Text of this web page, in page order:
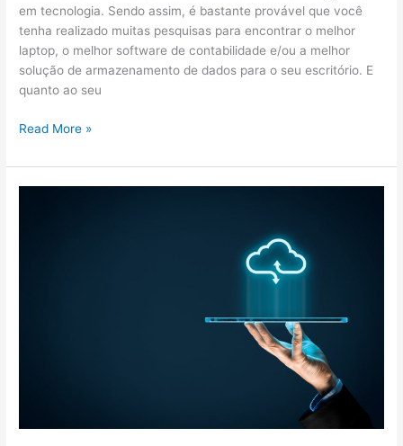
em tecnologia. Sendo assim, é bastante provável que você
tenha realizado muitas pesquisas para encontrar o melhor
laptop, o melhor software de contabilidade e/ou a melhor
solução de armazenamento de dados para o seu escritório. E
quanto ao seu
Read More »